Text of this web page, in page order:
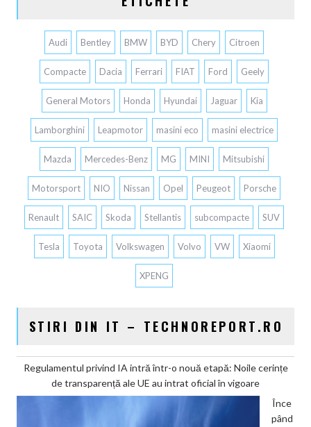
Audi Bentley BMW BYD Chery Citroen
Compacte Dacia Ferrari FIAT Ford Geely
General Motors Honda Hyundai Jaguar Kia
Lamborghini Leapmotor masini eco masini electrice
Mazda Mercedes-Benz MG MINI Mitsubishi
Motorsport NIO Nissan Opel Peugeot Porsche
Renault SAIC Skoda Stellantis subcompacte SUV
Tesla Toyota Volkswagen Volvo VW Xiaomi
XPENG
STIRI DIN IT – TECHNOREPORT.RO
Regulamentul privind IA intră într-o nouă etapă: Noile cerințe
de transparență ale UE au intrat oficial în vigoare
Înce
pând